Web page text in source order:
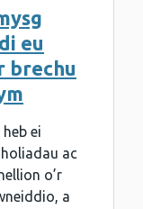
eu
brechu
ei
ac
o’r
a